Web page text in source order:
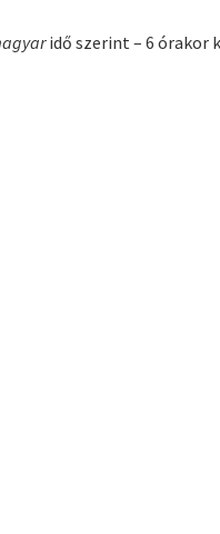
idő szerint – 6 órakor